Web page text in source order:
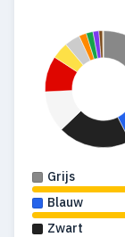
1983
Grijs
Blauw
Zwart